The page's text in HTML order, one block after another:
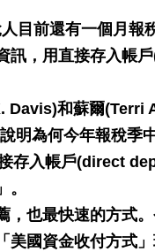
目前還有一個月報
訊，用直接存入帳
Davis)和蘇爾(Terri
明為何今年報稅季
存入帳戶(direct
，也最快速的方式
美國資金收付方式